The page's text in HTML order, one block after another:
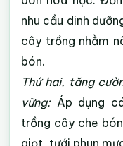
nhu cầu dinh
cây trồng nhằm
bón.
Thứ hai, tăng
vững: Áp dụng
trồng cây che
giọt, tưới phun